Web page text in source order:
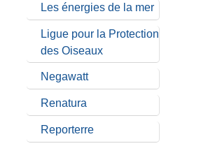
Les énergies de la mer
Ligue pour la Protection
des Oiseaux
Negawatt
Renatura
Reporterre